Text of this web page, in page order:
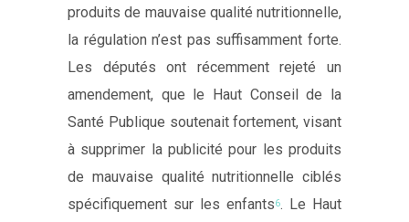
produits de mauvaise qualité nutritionnelle,
la régulation n’est pas suffisamment forte.
Les députés ont récemment rejeté un
amendement, que le Haut Conseil de la
Santé Publique soutenait fortement, visant
à supprimer la publicité pour les produits
de mauvaise qualité nutritionnelle ciblés
spécifiquement sur les enfants6. Le Haut